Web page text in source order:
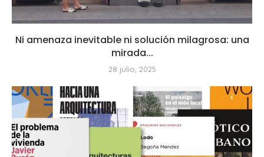
Ni amenaza inevitable ni solución milagrosa: una
mirada...
28 julio, 2025